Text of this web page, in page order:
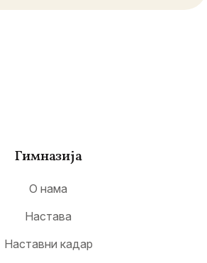
Гимназија
О нама
Настава
Наставни кадар